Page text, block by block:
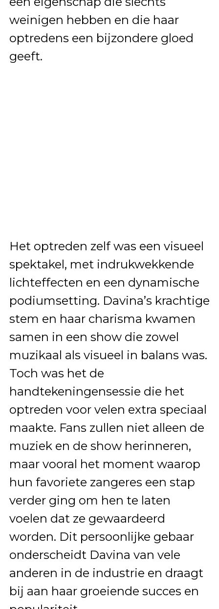
weinigen hebben en die haar
optredens een bijzondere gloed
geeft.
Het optreden zelf was een visueel
spektakel, met indrukwekkende
lichteffecten en een dynamische
podiumsetting. Davina’s krachtige
stem en haar charisma kwamen
samen in een show die zowel
muzikaal als visueel in balans was.
Toch was het de
handtekeningensessie die het
optreden voor velen extra speciaal
maakte. Fans zullen niet alleen de
muziek en de show herinneren,
maar vooral het moment waarop
hun favoriete zangeres een stap
verder ging om hen te laten
voelen dat ze gewaardeerd
worden. Dit persoonlijke gebaar
onderscheidt Davina van vele
anderen in de industrie en draagt
bij aan haar groeiende succes en